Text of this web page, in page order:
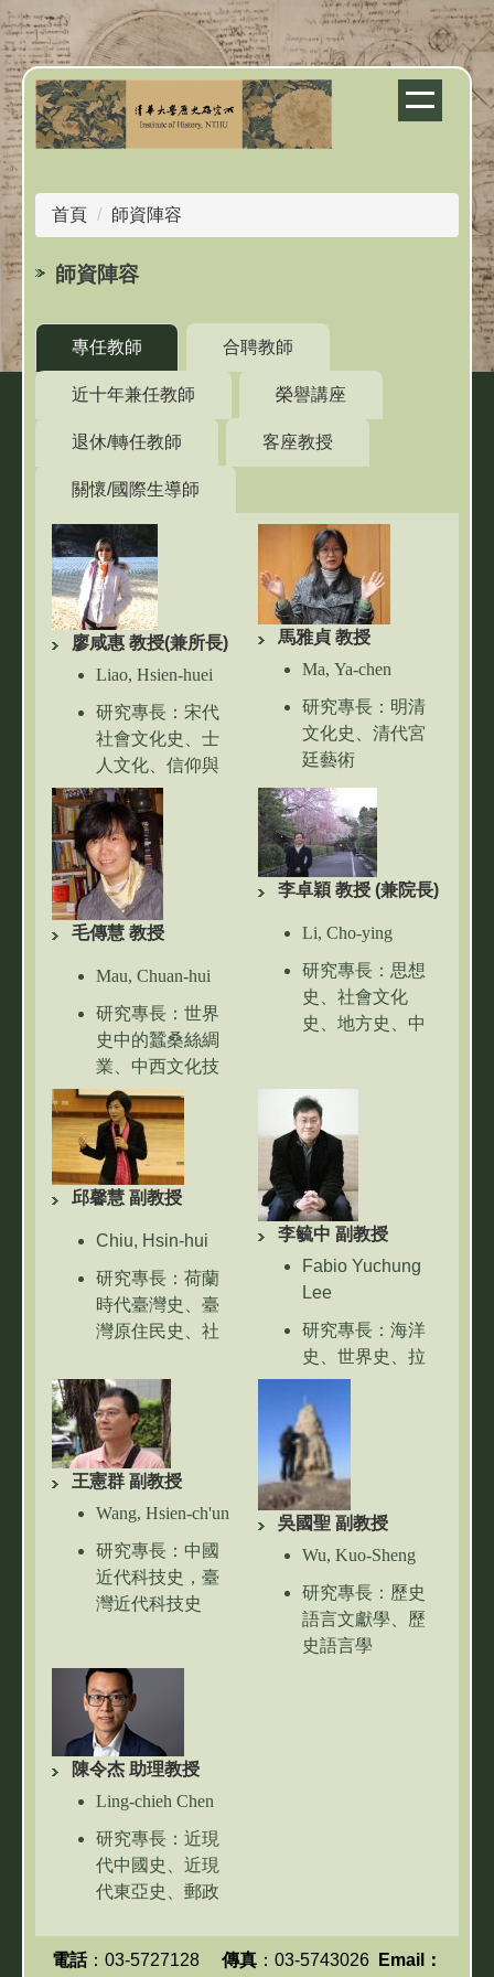
跳
到
主
要
內
容
區
首頁
師資陣容
師資陣容
專任教師 合聘教師
近十年兼任教師 榮譽講座
退休/轉任教師 客座教授
關懷/國際生導師
廖咸惠 教授(兼所長)
Liao, Hsien-huei
研究專長：宋代
社會文化史、士
人文化、信仰與
社會
連絡電話：03-
5715131 # 34466
Email：
hhliao@mx.nthu.edu.tw
馬雅貞 教授
Ma, Ya-chen
研究專長：明清
文化史、清代宮
廷藝術
連絡電話：03-
5715131 # 34473
Email：
ycma@mx.nthu.edu.tw
毛傳慧 教授
Mau, Chuan-hui
研究專長：世界
史中的蠶桑絲綢
業、中西文化技
術交流、非物質
文化遺產與工業
遺產、技術史、
輿圖史
連絡電話：03-
5715131 # 34479
Email：
chmau@mx.nthu.edu.tw
李卓穎 教授 (兼院長)
Li, Cho-ying
研究專長：思想
史、社會文化
史、地方史、中
學史、遺民研究
連絡電話：03-
5715131 # 34476
Email：
cyli@mx.nthu.edu.tw
邱馨慧 副教授
Chiu, Hsin-hui
研究專長：荷蘭
時代臺灣史、臺
灣原住民史、社
文化研究
連絡電話：03-
5715131 # 34486
Email：
hhchiu@mx.nthu.edu.tw
李毓中 副教授
Fabio Yuchung
Lee
研究專長：海洋
史、世界史、拉
丁美洲史、東南
亞史、西班牙
史、菲律賓史、
海外華人史、中
西交流史、語言
接觸史、翻譯史
連絡電話：03-
5715131 ＃
34481
Email：
王憲群 副教授
Wang, Hsien-ch'un
研究專長：中國
近代科技史，臺
灣近代科技史
5715131 # 34468
Email：
wanghc@mx.nthu.edu.tw
吳國聖 副教授
Wu, Kuo-Sheng
研究專長：歷史
語言文獻學、歷
史語言學
陳令杰 助理教授
Ling-chieh Chen
研究專長：近現
代中國史、近現
代東亞史、郵政
生活與記憶
電話： 03-5727128 傳真 ：03-5743026 Email：